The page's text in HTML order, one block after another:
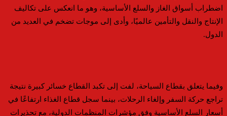
اضطراب أسواق الغاز والسلع الأساسية، وهو ما انعكس على تكاليف
الإنتاج والنقل والتأمين عالميًا، وأدى إلى موجات تضخم في العديد من
الدول.
وفيما يتعلق بقطاع السياحة، لفت إلى تكبد القطاع خسائر كبيرة نتيجة
تراجع حركة السفر وإلغاء الرحلات، بينما سجل قطاع الغذاء ارتفاعًا في
أسعار السلع الأساسية وفق مؤشرات المنظمات الدولية، مع تحذيرات